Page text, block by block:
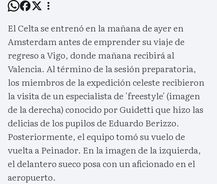
El Celta se entrenó en la mañana de ayer en
Amsterdam antes de emprender su viaje de
regreso a Vigo, donde mañana recibirá al
Valencia. Al término de la sesión preparatoria,
los miembros de la expedición celeste recibieron
la visita de un especialista de 'freestyle' (imagen
de la derecha) conocido por Guidetti que hizo las
delicias de los pupilos de Eduardo Berizzo.
Posteriormente, el equipo tomó su vuelo de
vuelta a Peinador. En la imagen de la izquierda,
el delantero sueco posa con un aficionado en el
aeropuerto.